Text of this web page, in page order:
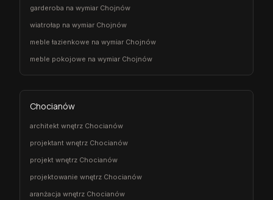
garderoba na wymiar Chojnów
wiatrołap na wymiar Chojnów
meble łazienkowe na wymiar Chojnów
meble pokojowe na wymiar Chojnów
Chocianów
architekt wnętrz Chocianów
projektant wnętrz Chocianów
projekt wnętrz Chocianów
projektowanie wnętrz Chocianów
aranżacja wnętrz Chocianów